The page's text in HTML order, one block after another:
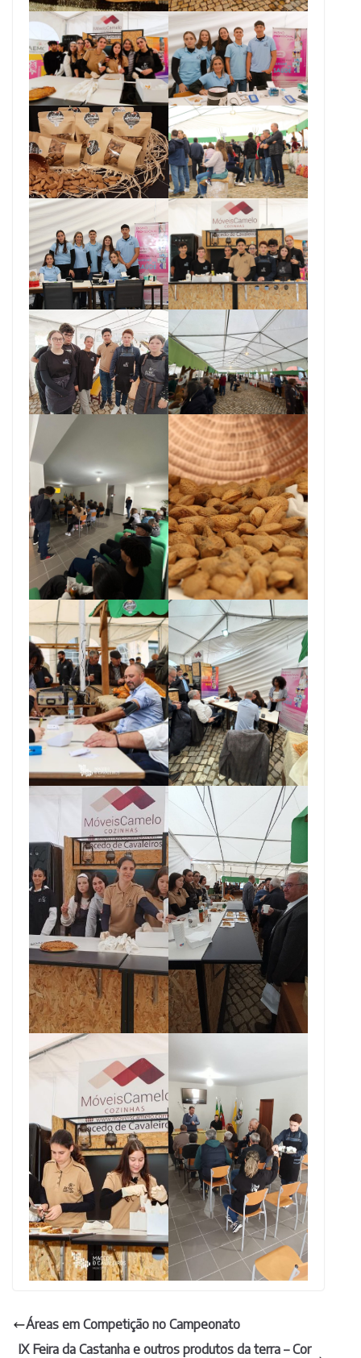
Áreas em Competição no Campeonato
IX Feira da Castanha e outros produtos da terra – Cor